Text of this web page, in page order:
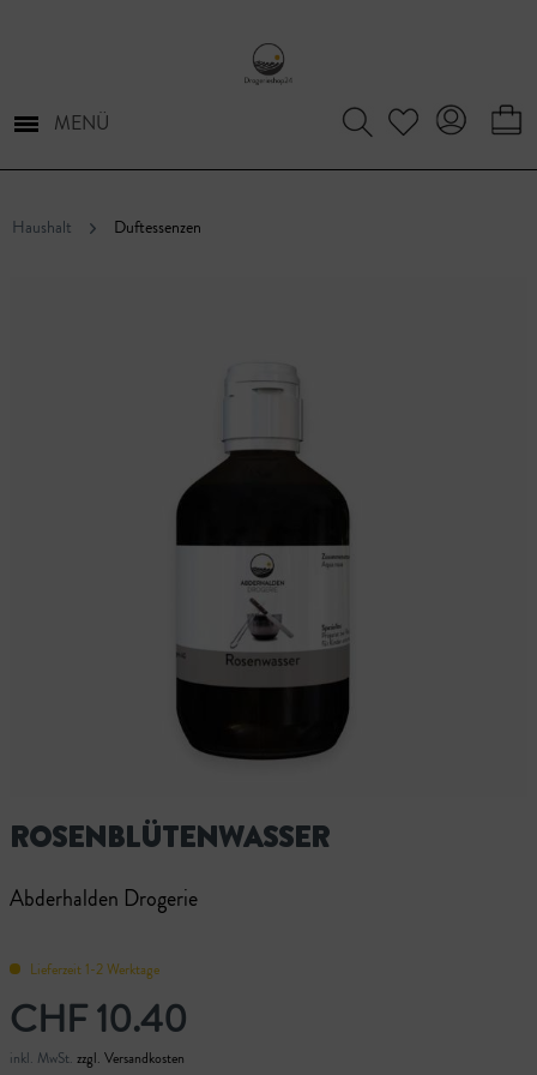
MENÜ
Haushalt Duftessenzen
ROSENBLÜTENWASSER
Abderhalden Drogerie
Lieferzeit 1-2 Werktage
CHF 10.40
inkl. MwSt. zzgl. Versandkosten